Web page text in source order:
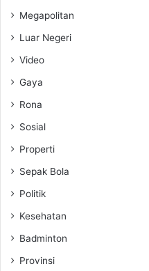
Megapolitan
Luar Negeri
Video
Gaya
Rona
Sosial
Properti
Sepak Bola
Politik
Kesehatan
Badminton
Provinsi